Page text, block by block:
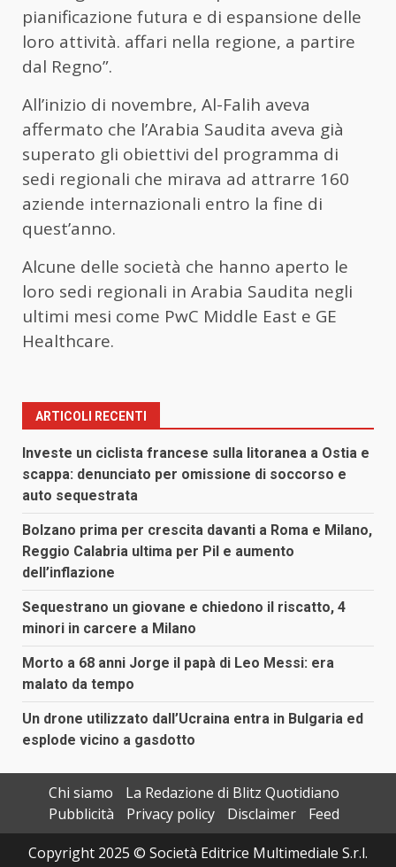
pianificazione futura e di espansione delle
loro attività. affari nella regione, a partire
dal Regno”.
All’inizio di novembre, Al-Falih aveva
affermato che l’Arabia Saudita aveva già
superato gli obiettivi del programma di
sedi regionali che mirava ad attrarre 160
aziende internazionali entro la fine di
quest’anno.
Alcune delle società che hanno aperto le
loro sedi regionali in Arabia Saudita negli
ultimi mesi come PwC Middle East e GE
Healthcare.
ARTICOLI RECENTI
Investe un ciclista francese sulla litoranea a Ostia e
scappa: denunciato per omissione di soccorso e
auto sequestrata
Bolzano prima per crescita davanti a Roma e Milano,
Reggio Calabria ultima per Pil e aumento
dell’inflazione
Sequestrano un giovane e chiedono il riscatto, 4
minori in carcere a Milano
Morto a 68 anni Jorge il papà di Leo Messi: era
malato da tempo
Un drone utilizzato dall’Ucraina entra in Bulgaria ed
esplode vicino a gasdotto
Chi siamo
La Redazione di Blitz Quotidiano
Pubblicità
Privacy policy Disclaimer
Feed
Copyright 2025 © Società Editrice Multimediale S.r.l.